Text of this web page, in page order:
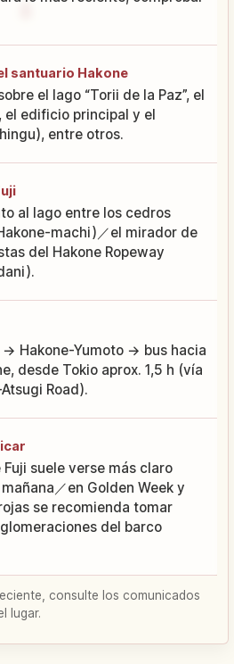
santuario Hakone
el lago “Torii de la Paz”, el
edificio principal y el
entre otros.
al lago entre los cedros
machi)／el mirador de
del Hakone Ropeway
Hakone-Yumoto → bus hacia
desde Tokio aprox. 1,5 h (vía
Road).
suele verse más claro
／en Golden Week y
se recomienda tomar
del barco
consulte los comunicados
lugar.